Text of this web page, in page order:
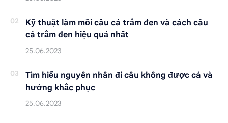
Kỹ thuật làm mồi câu cá trắm đen và cách câu
cá trắm đen hiệu quả nhất
Tìm hiểu nguyên nhân đi câu không được cá và
hướng khắc phục